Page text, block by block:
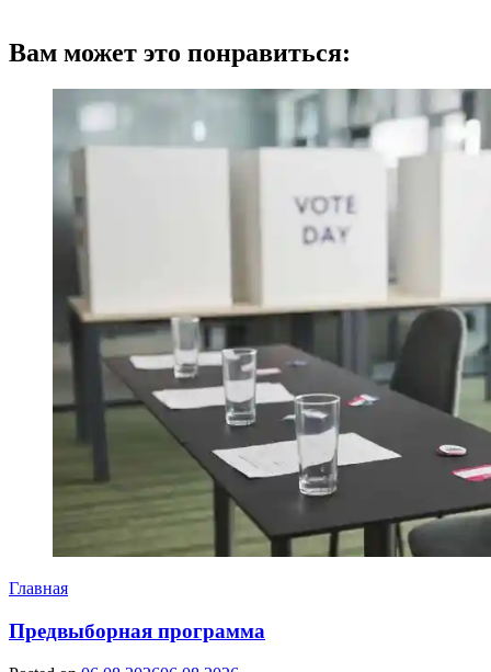
Вам может это понравиться:
Главная
Предвыборная программа